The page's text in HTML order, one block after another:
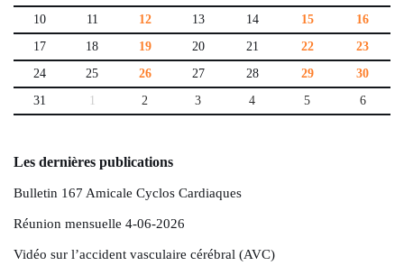
10
11 12 13 14 15
16
17
18 19 20 21 22
23
24
25 26 27 28 29
30
31
1 2 3 4 5 6
Les dernières publications
Bulletin 167 Amicale Cyclos Cardiaques
Réunion mensuelle 4-06-2026
Vidéo sur l’accident vasculaire cérébral (AVC)